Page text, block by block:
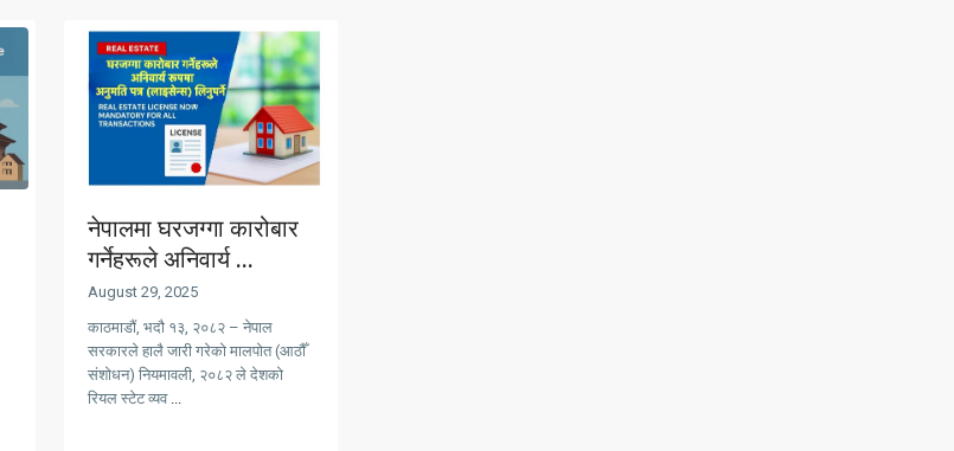
नेपालमा घरजग्गा कारोबार
गर्नेहरूले अनिवार्य ...
August 29, 2025
काठमाडौं, भदौ १३, २०८२ – नेपाल
सरकारले हालै जारी गरेको मालपोत (आठौँ
संशोधन) नियमावली, २०८२ ले देशको
रियल स्टेट व्यव